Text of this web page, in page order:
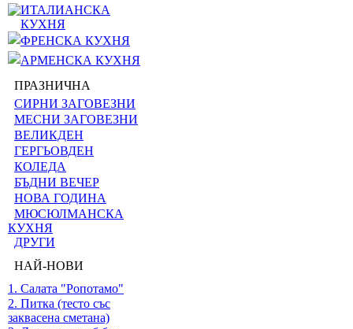
ИТАЛИАНСКА
КУХНЯ
ФРЕНСКА КУХНЯ
АРМЕНСКА КУХНЯ
ПРАЗНИЧНА
СИРНИ ЗАГОВЕЗНИ
МЕСНИ ЗАГОВЕЗНИ
ВЕЛИКДЕН
ГЕРГЬОВДЕН
КОЛЕДА
БЪДНИ ВЕЧЕР
НОВА ГОДИНА
МЮСЮЛМАНСКА
КУХНЯ
ДРУГИ
НАЙ-НОВИ
1. Салата "Ропотамо"
2. Питка (тесто със
заквасена сметана)